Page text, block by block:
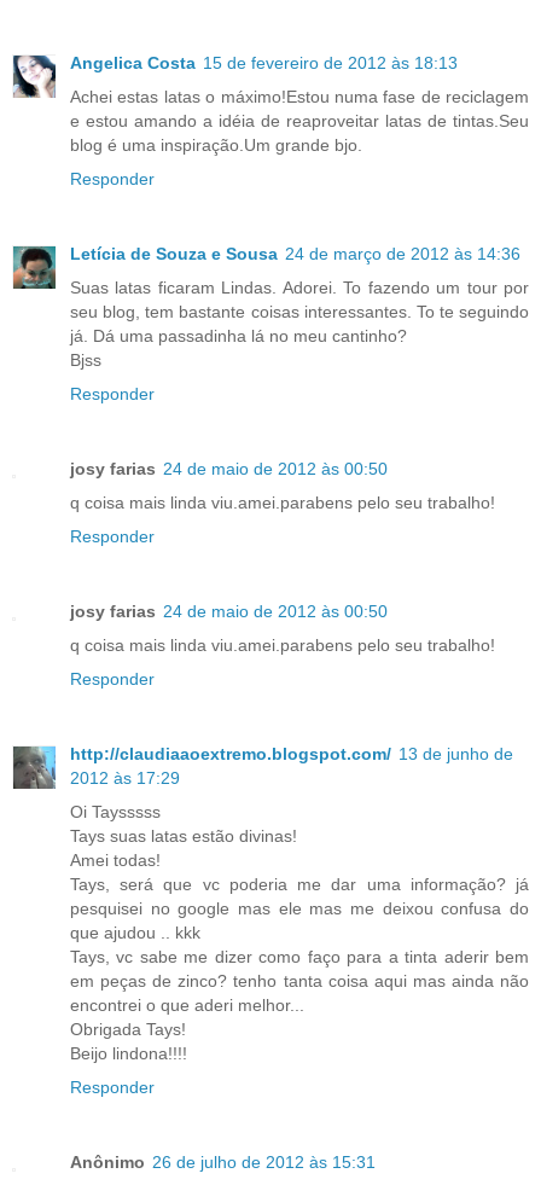
Angelica Costa 15 de fevereiro de 2012 às 18:13
Achei estas latas o máximo!Estou numa fase de reciclagem
e estou amando a idéia de reaproveitar latas de tintas.Seu
blog é uma inspiração.Um grande bjo.
Responder
Letícia de Souza e Sousa 24 de março de 2012 às 14:36
Suas latas ficaram Lindas. Adorei. To fazendo um tour por
seu blog, tem bastante coisas interessantes. To te seguindo
já. Dá uma passadinha lá no meu cantinho?
Bjss
Responder
josy farias 24 de maio de 2012 às 00:50
q coisa mais linda viu.amei.parabens pelo seu trabalho!
Responder
josy farias 24 de maio de 2012 às 00:50
q coisa mais linda viu.amei.parabens pelo seu trabalho!
Responder
http://claudiaaoextremo.blogspot.com/ 13 de junho de
2012 às 17:29
Oi Taysssss
Tays suas latas estão divinas!
Amei todas!
Tays, será que vc poderia me dar uma informação? já
pesquisei no google mas ele mas me deixou confusa do
que ajudou .. kkk
Tays, vc sabe me dizer como faço para a tinta aderir bem
em peças de zinco? tenho tanta coisa aqui mas ainda não
encontrei o que aderi melhor...
Obrigada Tays!
Beijo lindona!!!!
Responder
Anônimo 26 de julho de 2012 às 15:31